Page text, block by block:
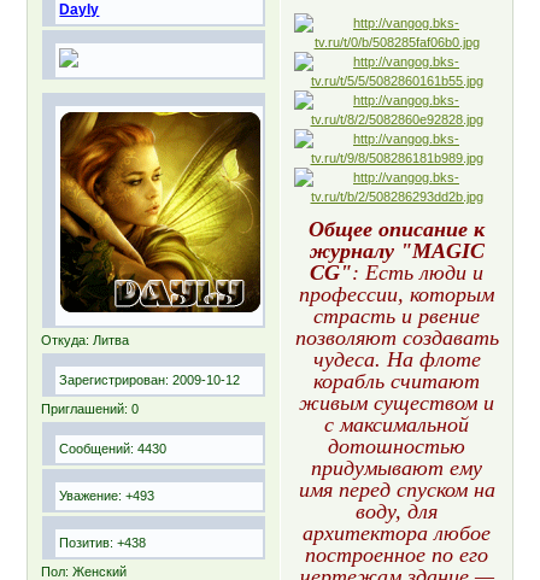
Dayly
Откуда: Литва
Зарегистрирован: 2009-10-12
Приглашений: 0
Сообщений: 4430
Уважение: +493
Позитив: +438
Пол: Женский
Общее описание к
журналу "MAGIC
CG": Есть люди и
профессии, которым
страсть и рвение
позволяют создавать
чудеса. На флоте
корабль считают
живым существом и
с максимальной
дотошностью
придумывают ему
имя перед спуском на
воду, для
архитектора любое
построенное по его